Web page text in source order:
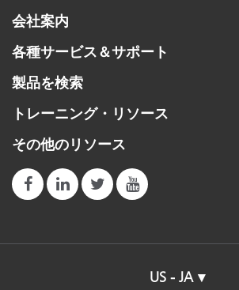
会社案内
各種サービス＆サポート
製品を検索
トレーニング・リソース
その他のリソース
US - JA